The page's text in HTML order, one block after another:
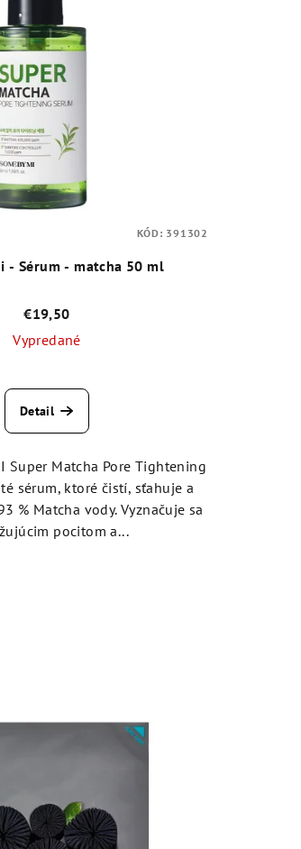
- Sérum - matcha 50 ml
€19,50
Vypredané
hodnotenie
produktu
je
4,6
5
hviezdičiek.
Detail
Super Matcha Pore Tightening
sérum, ktoré čistí, sťahuje a
% Matcha vody. Vyznačuje sa
pocitom a...
KÓD: 391302